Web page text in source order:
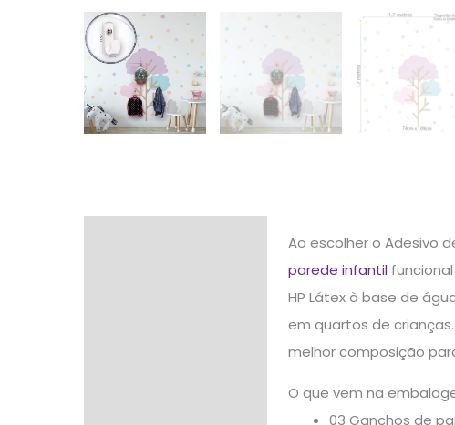
Ao escolher o Adesivo
parede infantil
HP Látex à base de
em quartos de
melhor composição
O que vem na
03 Ganchos de